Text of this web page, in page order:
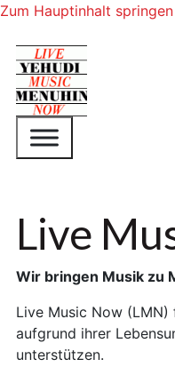
Zum Hauptinhalt springen
Live
Wir bringen Musik zu
Live Music Now
aufgrund ihrer
unterstützen.